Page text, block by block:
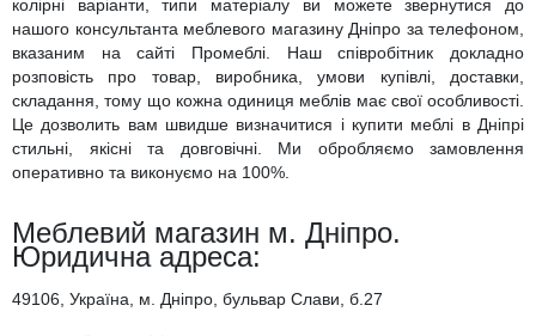
колірні варіанти, типи матеріалу ви можете звернутися до
нашого консультанта меблевого магазину Дніпро за телефоном,
вказаним на сайті Промеблі. Наш співробітник докладно
розповість про товар, виробника, умови купівлі, доставки,
складання, тому що кожна одиниця меблів має свої особливості.
Це дозволить вам швидше визначитися і купити меблі в Дніпрі
стильні, якісні та довговічні. Ми обробляємо замовлення
оперативно та виконуємо на 100%.
Меблевий магазин м. Дніпро.
Юридична адреса:
49106, Українa, м. Дніпро, бульвар Слави, б.27